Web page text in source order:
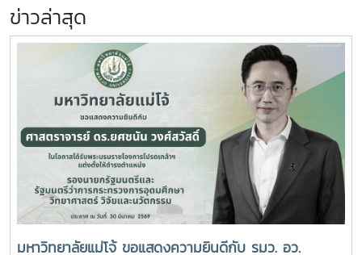
ข่าวล่าสุด
มหาวิทยาลัยแม่โจ้ ขอแสดงความยินดีกับ รมว. อว.